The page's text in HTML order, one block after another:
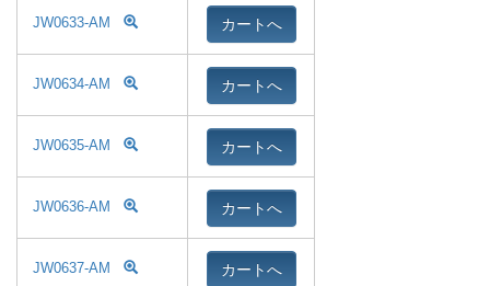
JW0633-AM カートへ
JW0634-AM カートへ
JW0635-AM カートへ
JW0636-AM カートへ
JW0637-AM カートへ